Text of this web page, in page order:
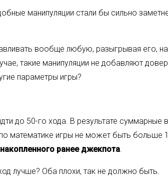
манипуляции стали бы сильно
вообще любую, разыгрывая его,
такие манипуляции не добавляют
параметры игры?
до 50-го хода. В результате суммарные
математике игры не может быть больше
ранее джекпота.
лучше? Оба плохи, так не должно быть.